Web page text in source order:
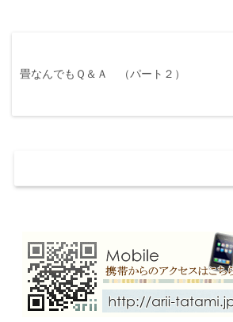
畳なんでもＱ＆Ａ （パート２）